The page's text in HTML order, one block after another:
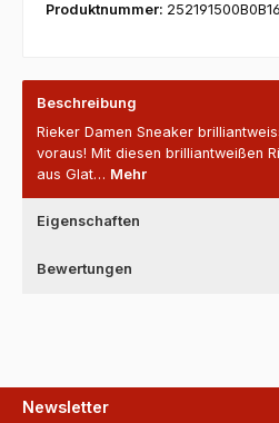
Produktnummer: 252191500B0B16
Beschreibung
Rieker Damen Sneaker
voraus! Mit diesen brilliantweißen
aus Glat… Mehr
Eigenschaften
Bewertungen
Newsletter